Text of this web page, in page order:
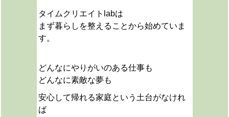
タイムクリエイトlabは
まず暮らしを整えることから始めていま
す。
どんなにやりがいのある仕事も
どんなに素敵な夢も
安心して帰れる家庭という土台がなけれ
ば